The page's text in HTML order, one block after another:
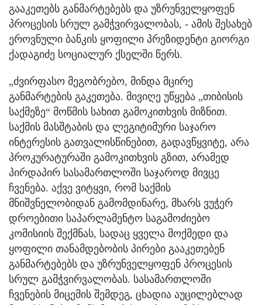
გააკეთებს განმარტებებს და უზრუნველყოფენ
პროცესის სრულ გამჭვირვალობას, - ამის შესახებ
ეროვნული ბანკის ყოფილი პრეზიდენტი გიორგი
ქადაგიძე სოციალურ ქსელში წერს.
„ძვირფასო მეგობრებო, მინდა მცირე
განმარტების გაკეთება. მივიღე უწყება „თიბისის
საქმეზე“ მოწმის სახით გამოკითხვის მიზნით.
საქმის მასშტაბის და ლეგიტიმური საჯარო
ინტერესის გათვალისწინებით, გადავწყვიტე, არა
პროკურატურაში გამოკითხვის გზით, არამედ
პირდაპირ სასამართლოში საჯაროდ მივცე
ჩვენება. აქვე ვიტყვი, რომ საქმის
მნიშვნელობიდან გამომდინარე, მხარს ვუჭერ
დროებითი საპარლამენტო საგამოძიებო
კომისიის შექმნას, სადაც ყველა მოქმედი და
ყოფილი თანამდებობის პირები გააკეთებენ
განმარტებებს და უზრუნველყოფენ პროცესის
სრულ გამჭვირვალობას. სასამართლოში
ჩვენების მიცემის შემდეგ, ცხადია აუცილებლად